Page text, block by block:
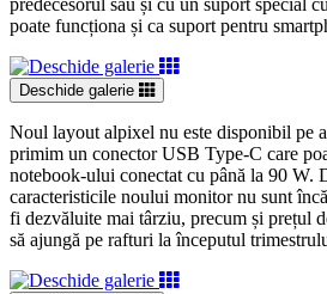
predecesorul său și cu un suport special
poate funcționa și ca suport pentru
Deschide galerie
Noul layout alpixel nu este disponibil pe
primim un conector USB Type-C care
notebook-ului conectat cu până la 90 W.
caracteristicile noului monitor nu sunt
fi dezvăluite mai târziu, precum și prețul
să ajungă pe rafturi la începutul